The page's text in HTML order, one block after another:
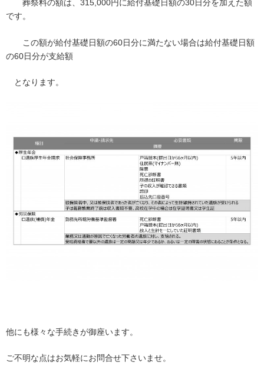
葬祭料の額は、315,000円に給付基礎日額の30日分を加えた額
です。
この額が給付基礎日額の60日分に満たない場合は給付基礎日額
の60日分が支給額
となります。
他にも様々な手続きが御座います。
ご不明な点はお気軽にお問合せ下さいませ。